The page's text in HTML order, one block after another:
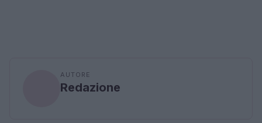
AUTORE
Redazione